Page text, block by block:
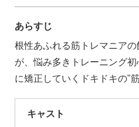
あらすじ
根性あふれる筋トレマニア
が、悩み多きトレーニング
に矯正していくドキドキの"
キャスト